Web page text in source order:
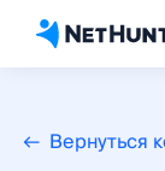
Вернуться